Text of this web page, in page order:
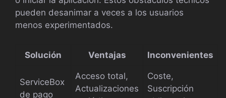
pueden desanimar a veces a los usuarios
menos experimentados.
Solución Ventajas Inconvenientes
ServiceBox
de pago
Acceso total,
Actualizaciones
Coste,
Suscripción